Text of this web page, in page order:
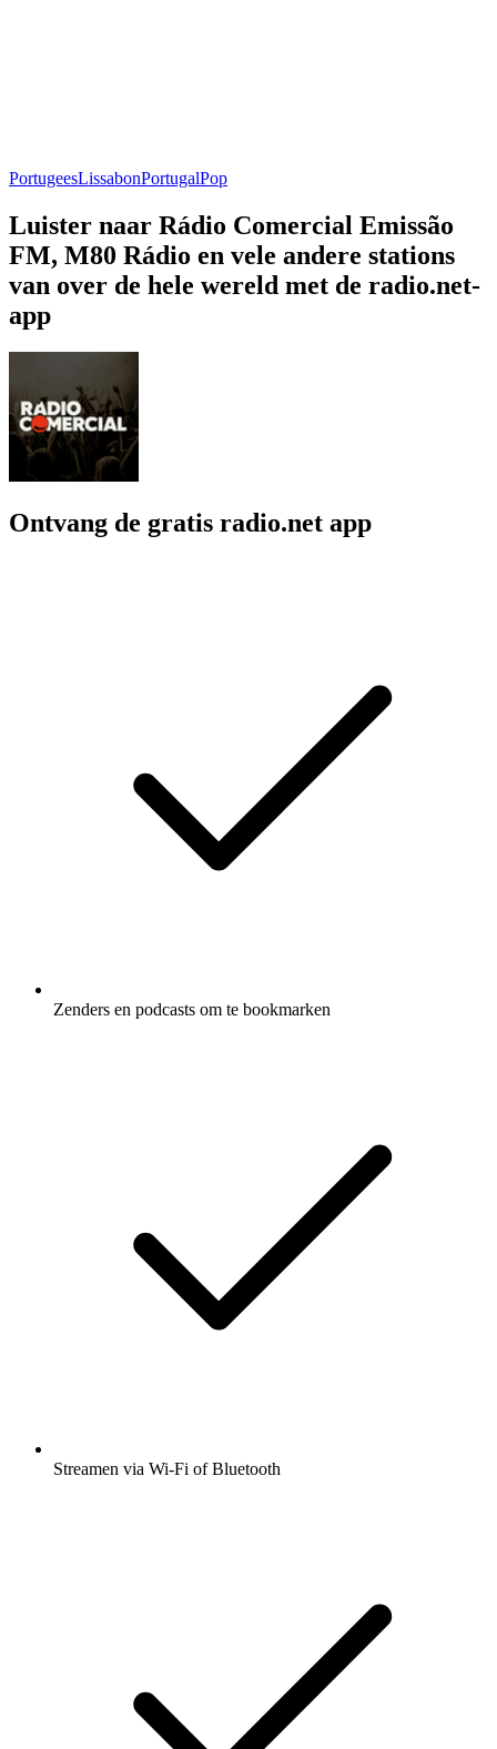
PortugeesLissabonPortugalPop
Luister naar Rádio Comercial Emissão
FM, M80 Rádio en vele andere stations
van over de hele wereld met de radio.net-
app
Ontvang de gratis radio.net app
Zenders en podcasts om te bookmarken
Streamen via Wi-Fi of Bluetooth